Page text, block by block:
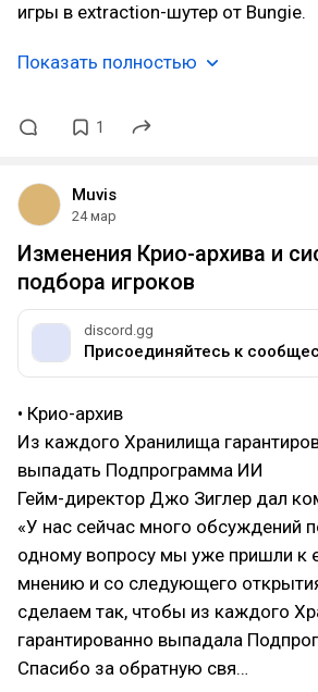
игры в extraction-шутер от Bungie.
Показать полностью
1
Muvis
24 мар
Изменения Крио-архива и
подбора игроков
discord.gg
• Крио-архив
Из каждого Хранилища
выпадать Подпрограмма ИИ
Гейм-директор Джо Зиглер дал
«У нас сейчас много обсуждений
одному вопросу мы уже пришли к
мнению и со следующего
сделаем так, чтобы из каждого
гарантированно выпадала
Спасибо за обратную свя…